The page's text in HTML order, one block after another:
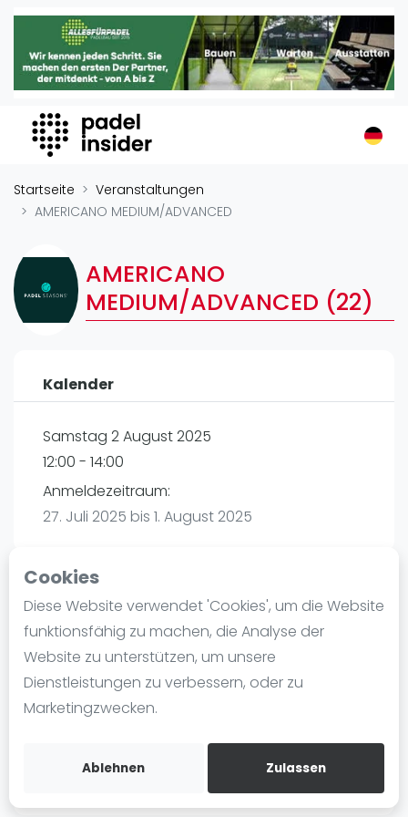
Cookies
Diese Website verwendet 'Cookies', um die Website
funktionsfähig zu machen, die Analyse der
Website zu unterstützen, um unsere
Dienstleistungen zu verbessern, oder zu
Marketingzwecken.
Ablehnen Zulassen
Padel Insider
Home
Organisationen
Buchungssysteme
Padel-Shops
Padel-Marken
Verschiedenes
Veranstaltungen
Playtomic
Ranking
Männer
Frauen
FIP Männer
Blog
Die Geschichte von Padel
Regeln und Punktzählung
Padel Schläge
Video
Startseite
Veranstaltungen
AMERICANO MEDIUM/ADVANCED
AMERICANO
MEDIUM/ADVANCED (22)
Kalender
Samstag 2 August 2025
12:00 - 14:00
Anmeldezeitraum:
27. Juli 2025 bis 1. August 2025
Playtomic (Abgesagt))
Padel Seasons | München
Paul-Ehrlich-Weg 6
80999München
playtomic.io